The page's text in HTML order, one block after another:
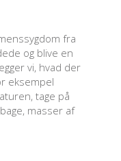
fra
og blive en
vi, hvad der
eksempel
tage på
masser af